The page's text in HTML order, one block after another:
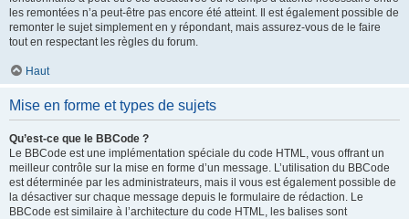
les remontées n’a peut-être pas encore été atteint. Il est également possible de
remonter le sujet simplement en y répondant, mais assurez-vous de le faire
tout en respectant les règles du forum.
Haut
Mise en forme et types de sujets
Qu’est-ce que le BBCode ?
Le BBCode est une implémentation spéciale du code HTML, vous offrant un
meilleur contrôle sur la mise en forme d’un message. L’utilisation du BBCode
est déterminée par les administrateurs, mais il vous est également possible de
la désactiver sur chaque message depuis le formulaire de rédaction. Le
BBCode est similaire à l’architecture du code HTML, les balises sont